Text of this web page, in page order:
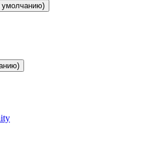
умолчанию)